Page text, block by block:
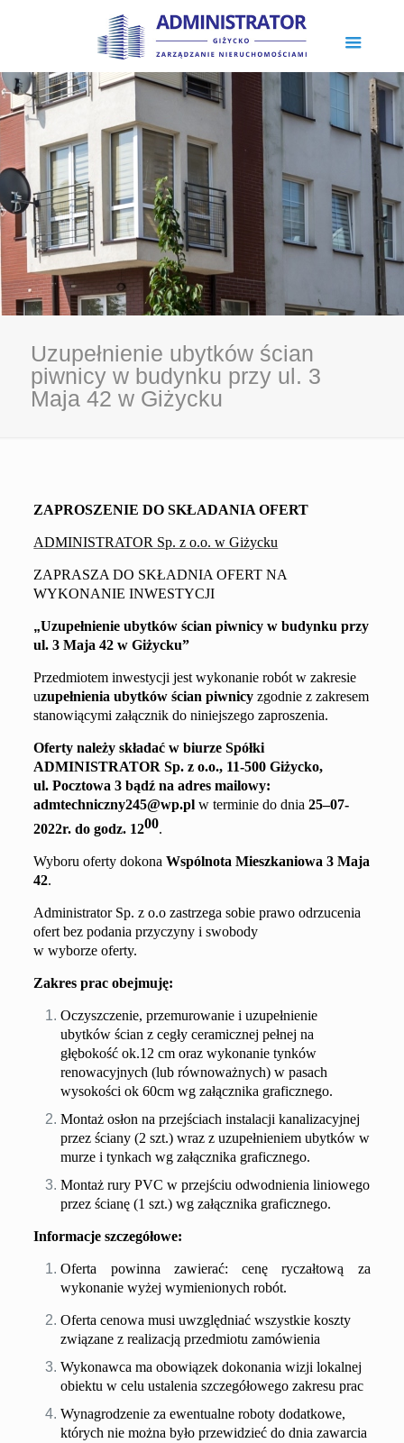
Uzupełnienie ubytków ścian
piwnicy w budynku przy ul. 3
Maja 42 w Giżycku
ZAPROSZENIE DO SKŁADANIA OFERT
ADMINISTRATOR Sp. z o.o. w Giżycku
ZAPRASZA DO SKŁADNIA OFERT NA
WYKONANIE INWESTYCJI
„Uzupełnienie ubytków ścian piwnicy w budynku przy
ul.3 Maja 42 w Giżycku”
Przedmiotem inwestycji jest wykonanie robót w zakresie
uzupełnienia ubytków ścian piwnicy zgodnie zzakresem
stanowiącymi załącznik do niniejszego zaproszenia.
Oferty należy składaćw biurze Spółki
ADMINISTRATORSp. z o.o., 11-500 Giżycko,
ul. Pocztowa 3bądź na adres mailowy:
admtechniczny245@wp.pl w terminie do dnia25–07-
2022r. do godz. 1200.
Wyboru oferty dokonaWspólnota Mieszkaniowa3 Maja
42.
Administrator Sp. z o.o zastrzega sobie prawo odrzucenia
ofert bez podania przyczyny i swobody
w wyborze oferty.
Zakres prac obejmuję:
Oczyszczenie, przemurowanie i uzupełnienie
ubytków ścian z cegły ceramicznej pełnej na
głębokość ok.12 cm oraz wykonanie tynków
renowacyjnych (lub równoważnych) w pasach
wysokości ok 60cm wg załącznika graficznego.
Montaż osłon na przejściach instalacji kanalizacyjnej
przez ściany (2 szt.) wraz z uzupełnieniem ubytków w
murze i tynkach wg załącznika graficznego.
Montaż rury PVC w przejściu odwodnienia liniowego
przez ścianę (1 szt.) wg załącznika graficznego.
Informacje szczegółowe:
Oferta powinna zawierać: cenę ryczałtową za
wykonanie wyżej wymienionych robót.
Oferta cenowa musi uwzględniać wszystkie koszty
związane z realizacją przedmiotu zamówienia
Wykonawca ma obowiązek dokonania wizji lokalnej
obiektu w celu ustalenia szczegółowego zakresu prac
Wynagrodzenie za ewentualne roboty dodatkowe,
których nie można było przewidzieć do dnia zawarcia